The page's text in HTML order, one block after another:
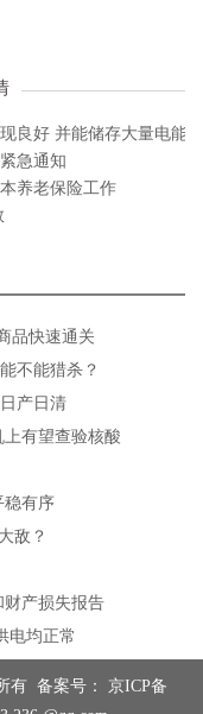
良好 并能储存大量电能
急通知
养老保险工作
品快速通关
不能猎杀？
产日清
有望查验核酸
稳有序
敌？
财产损失报告
电均正常
有 备案号： 京ICP备